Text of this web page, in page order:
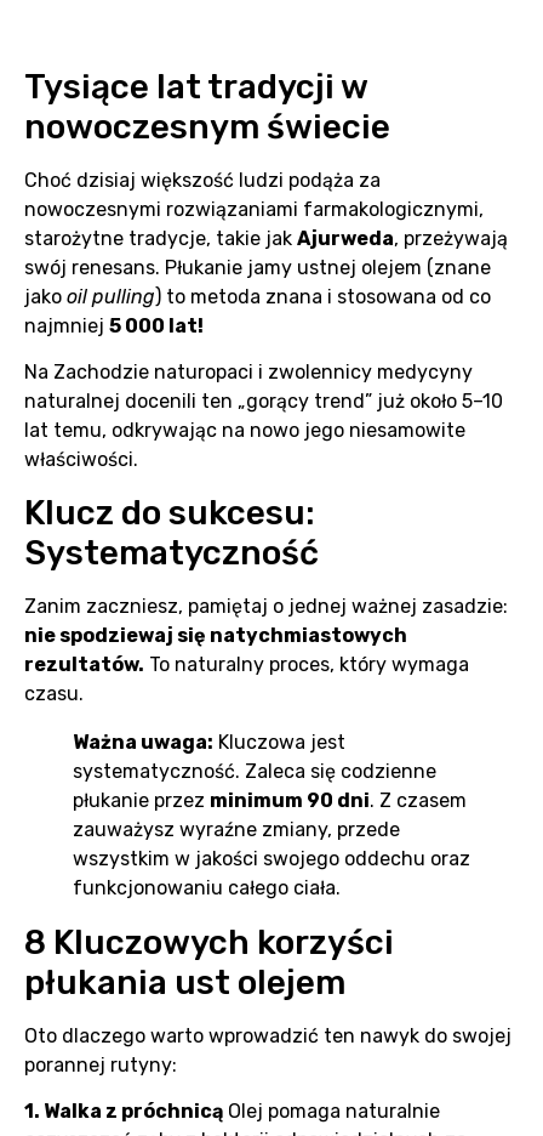
Tysiące lat tradycji w
nowoczesnym świecie
Choć dzisiaj większość ludzi podąża za
nowoczesnymi rozwiązaniami farmakologicznymi,
starożytne tradycje, takie jak Ajurweda, przeżywają
swój renesans. Płukanie jamy ustnej olejem (znane
jako oil pulling) to metoda znana i stosowana od co
najmniej 5 000 lat!
Na Zachodzie naturopaci i zwolennicy medycyny
naturalnej docenili ten „gorący trend” już około 5–10
lat temu, odkrywając na nowo jego niesamowite
właściwości.
Klucz do sukcesu:
Systematyczność
Zanim zaczniesz, pamiętaj o jednej ważnej zasadzie:
nie spodziewaj się natychmiastowych
rezultatów. To naturalny proces, który wymaga
czasu.
Ważna uwaga: Kluczowa jest
systematyczność. Zaleca się codzienne
płukanie przez minimum 90 dni. Z czasem
zauważysz wyraźne zmiany, przede
wszystkim w jakości swojego oddechu oraz
funkcjonowaniu całego ciała.
8 Kluczowych korzyści
płukania ust olejem
Oto dlaczego warto wprowadzić ten nawyk do swojej
porannej rutyny:
1. Walka z próchnicą Olej pomaga naturalnie